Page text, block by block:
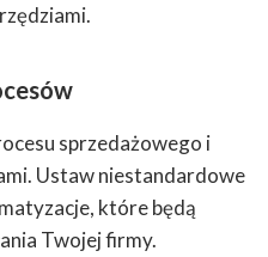
sprzedażowego i
Ustaw niestandardowe
które będą
Twojej firmy.